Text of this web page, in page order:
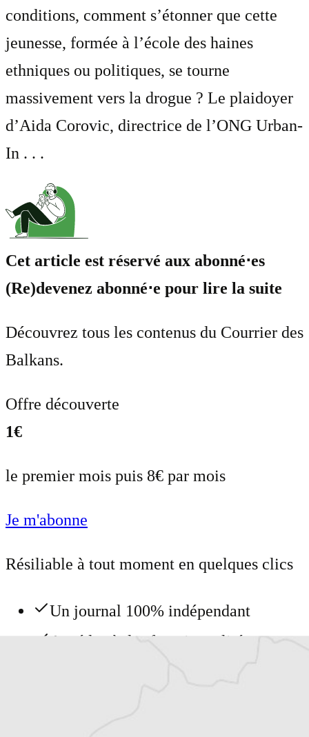
conditions, comment s’étonner que cette
jeunesse, formée à l’école des haines
ethniques ou politiques, se tourne
massivement vers la drogue ? Le plaidoyer
d’Aida Corovic, directrice de l’ONG Urban-
In . . .
Cet article est réservé aux abonné⋅es
(Re)devenez abonné⋅e pour lire la suite
Découvrez tous les contenus du Courrier des
Balkans.
Offre découverte
1€
le premier mois puis 8€ par mois
Je m'abonne
Résiliable à tout moment en quelques clics
Un journal 100% indépendant
Accédez à des fonctionnalités